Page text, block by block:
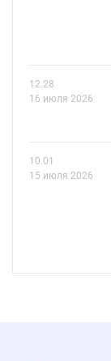
12.28
16 июля 2026
10.01
15 июля 2026